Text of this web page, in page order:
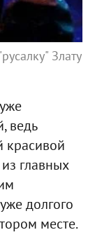
Злату
ведь
красивой
главных
долгого
месте.